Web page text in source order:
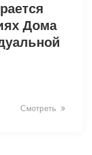
Дома
Смотреть